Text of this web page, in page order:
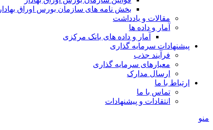
بخش نامه های سازمان بورس اوراق بهادار
مقالات و یادداشت
آمار و داده ها
آمار و داده های بانک مرکزی
پیشنهادات سرمایه گذاری
فرآیند جذب
معیارهای سرمایه گذاری
ارسال مدارک
ارتباط با ما
تماس با ما
انتقادات و پیشنهادات
منو